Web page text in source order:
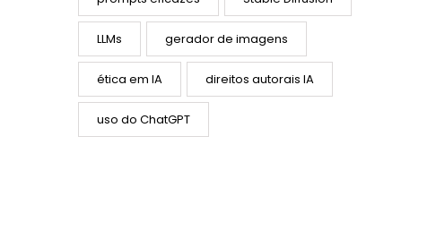
LLMs gerador de imagens
ética em IA direitos autorais IA
uso do ChatGPT